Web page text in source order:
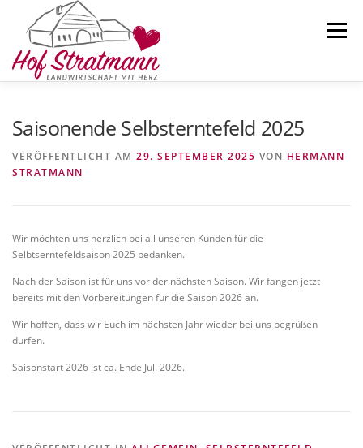
springen
Menü
SELBSTERNTEFELD
Saisonende Selbsterntefeld 2025
VERÖFFENTLICHT AM 29. SEPTEMBER 2025 VON HERMANN
STRATMANN
Wir möchten uns herzlich bei all unseren Kunden für die
Selbtserntefeldsaison 2025 bedanken.
Nach der Saison ist für uns vor der nächsten Saison. Wir fangen jetzt
bereits mit den Vorbereitungen für die Saison 2026 an.
Wir hoffen, dass wir Euch im nächsten Jahr wieder bei uns begrüßen
dürfen.
Saisonstart 2026 ist ca. Ende Juli 2026.